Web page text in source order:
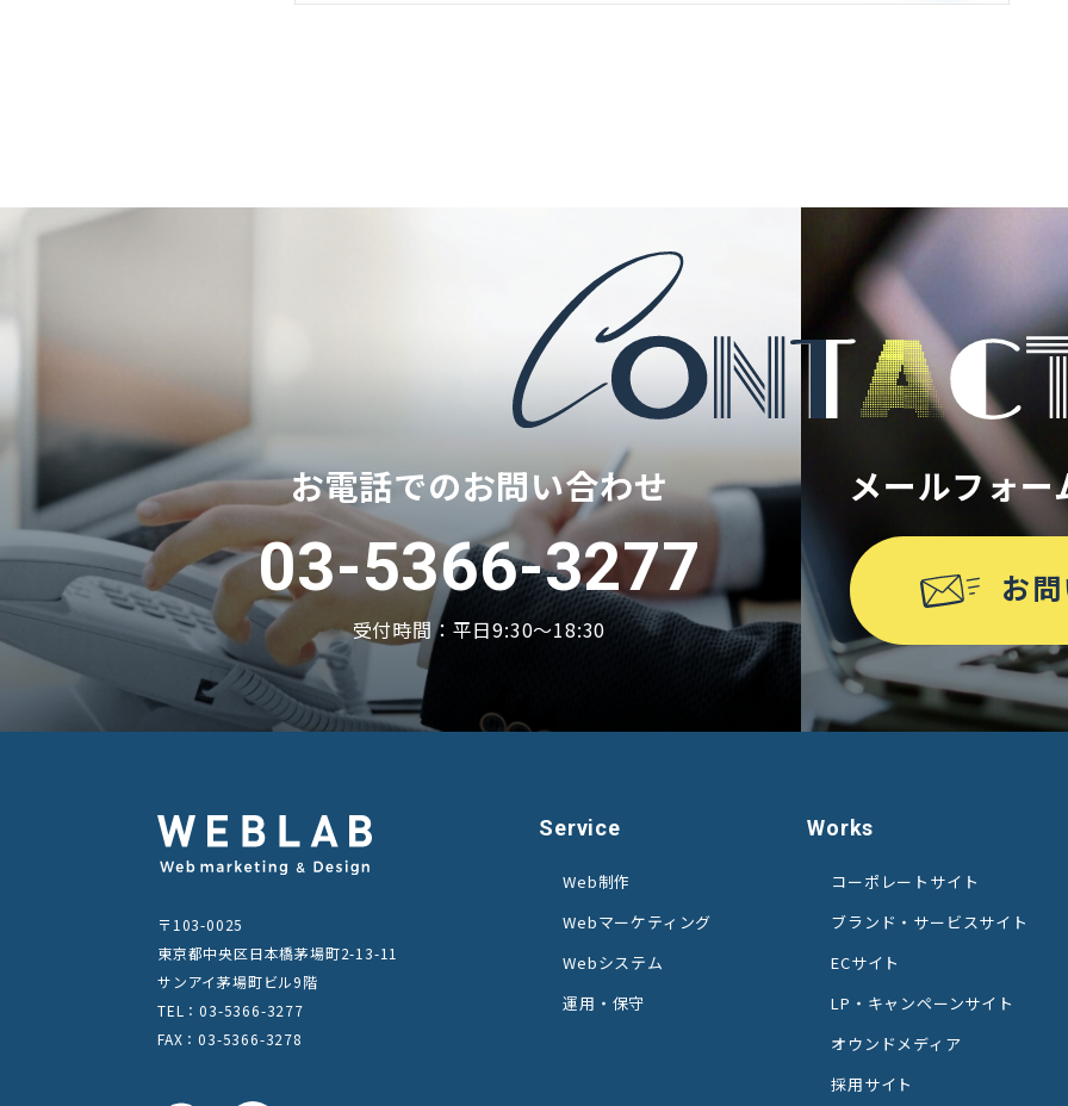
お電話でのお問い合わせ
03-5366-3277
受付時間：平日9:30〜18:30
メールフォ
お
〒103-0025
東京都中央区日本橋茅場町2-13-11
サンアイ茅場町ビル9階
TEL：03-5366-3277
FAX：03-5366-3278
Service
Web制作
Webマーケティング
Webシステム
運用・保守
Works
コーポレートサイト
ブランド・サービスサイト
ECサイト
LP・キャンペーンサイト
オウンドメディア
採用サイト